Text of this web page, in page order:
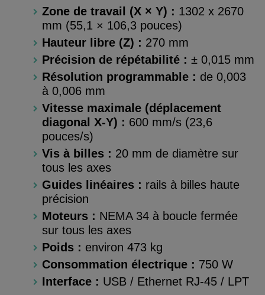
Zone de travail (X × Y) : 1302 x 2670
mm (55,1 × 106,3 pouces)
Hauteur libre (Z) : 270 mm
Précision de répétabilité : ± 0,015 mm
Résolution programmable : de 0,003
à 0,006 mm
Vitesse maximale (déplacement
diagonal X-Y) : 600 mm/s (23,6
pouces/s)
Vis à billes : 20 mm de diamètre sur
tous les axes
Guides linéaires : rails à billes haute
précision
Moteurs : NEMA 34 à boucle fermée
sur tous les axes
Poids : environ 473 kg
Consommation électrique : 750 W
Interface : USB / Ethernet RJ-45 / LPT